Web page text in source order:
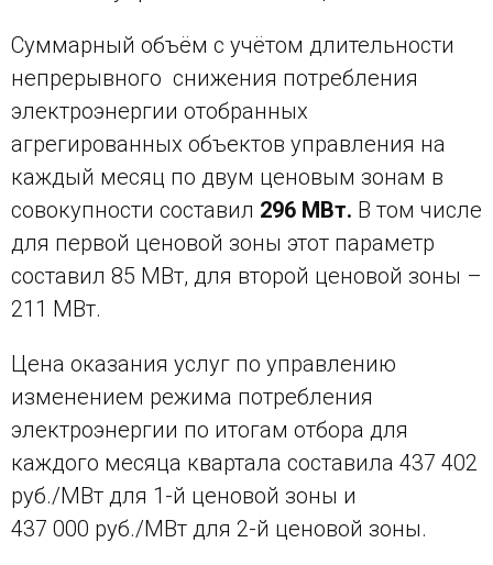
Суммарный объём с учётом длительности
непрерывного снижения потребления
электроэнергии отобранных
агрегированных объектов управления на
каждый месяц по двум ценовым зонам в
совокупности составил 296 МВт. В том числе
для первой ценовой зоны этот параметр
составил 85 МВт, для второй ценовой зоны –
211 МВт.
Цена оказания услуг по управлению
изменением режима потребления
электроэнергии по итогам отбора для
каждого месяца квартала составила 437 402
руб./МВт для 1-й ценовой зоны и
437 000 руб./МВт для 2-й ценовой зоны.